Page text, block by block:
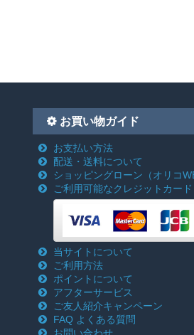
お買い物ガイド
お支払い方法
配送・送料について
ショッピングローン （オリコ
ご利用可能なクレジットカード
当サイトについて
ご利用方法
ポイントについて
アフターサービス
ご友人紹介キャンペーン
FAQ よくある質問